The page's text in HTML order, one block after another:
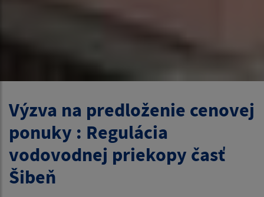
Výzva na predloženie cenovej
ponuky : Regulácia
vodovodnej priekopy časť
Šibeň